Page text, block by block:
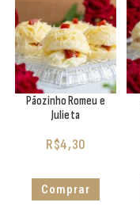
Pãozinho Romeu e
Julieta
R$4,30
Comprar